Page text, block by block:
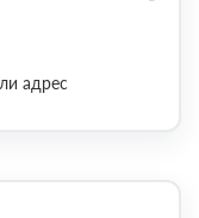
адрес